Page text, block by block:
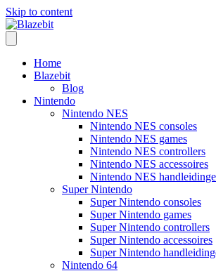
Skip to content
Home
Blazebit
Blog
Nintendo
Nintendo NES
Nintendo NES consoles
Nintendo NES games
Nintendo NES controllers
Nintendo NES accessoires
Nintendo NES
Super Nintendo
Super Nintendo consoles
Super Nintendo games
Super Nintendo controllers
Super Nintendo accessoires
Super Nintendo
Nintendo 64